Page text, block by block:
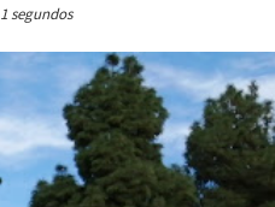
segundos